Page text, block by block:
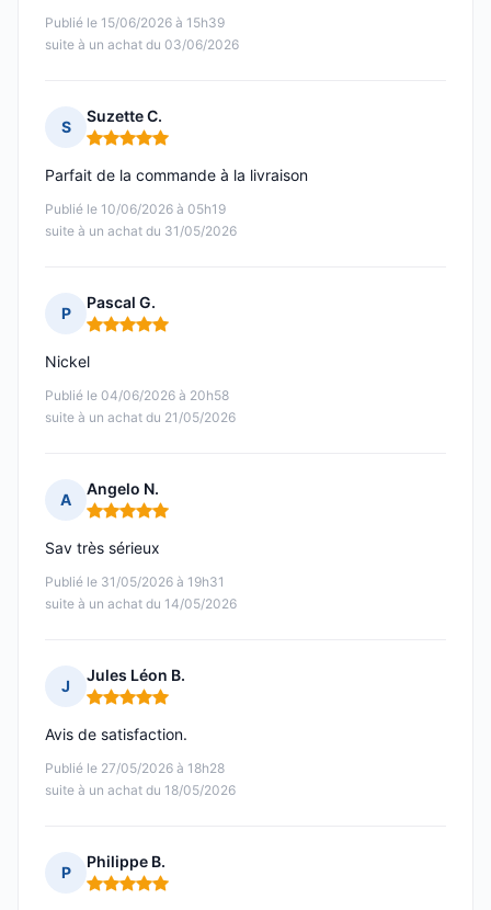
Publié le 15/06/2026 à 15h39
suite à un achat du 03/06/2026
S
Suzette C.
Note : 5 sur 5
Publié le 10/06/2026 à 05h19
suite à un achat du 31/05/2026
Parfait de la commande à la livraison
P
Pascal G.
Note : 5 sur 5
Publié le 04/06/2026 à 20h58
suite à un achat du 21/05/2026
Nickel
A
Angelo N.
Note : 5 sur 5
Publié le 31/05/2026 à 19h31
suite à un achat du 14/05/2026
Sav très sérieux
J
Jules Léon B.
Note : 5 sur 5
Publié le 27/05/2026 à 18h28
suite à un achat du 18/05/2026
Avis de satisfaction.
P
Philippe B.
Note : 5 sur 5